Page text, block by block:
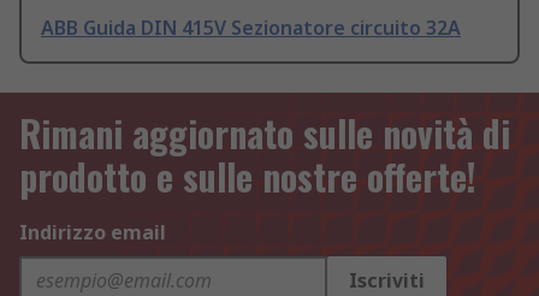
ABB Guida DIN 415V Sezionatore circuito 32A
Rimani aggiornato sulle novità di
prodotto e sulle nostre offerte!
Indirizzo email
Iscriviti